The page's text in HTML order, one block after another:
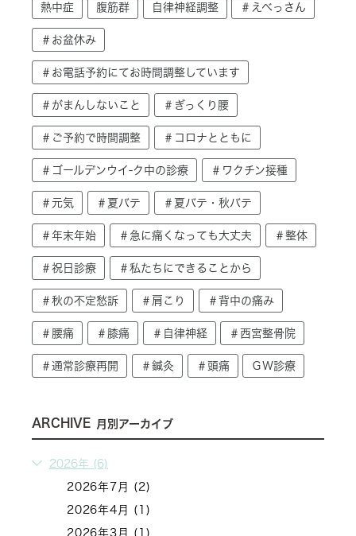
熱中症 腹筋群 自律神経調整 ＃えべっさん
＃お盆休み
＃お電話予約にてお時間調整しています
＃がまんしないこと ＃ぎっくり腰
＃ご予約で時間調整 ＃コロナとともに
＃ゴールデンウイ-ク中の診療 ＃ワクチン接種
＃元気 ＃夏バテ ＃夏バテ・秋バテ
＃年末年始 ＃急に痛くなっても大丈夫 ＃整体
＃祝日診療 ＃私たちにできることから
＃秋の不定愁訴 ＃肩こり ＃背中の痛み
＃腰痛 ＃膝痛 ＃自律神経 ＃西宮整骨院
＃通常診療再開 ＃鍼灸 ＃頭痛 ＧＷ診療
ARCHIVE 月別アーカイブ
2026年 (6)
2026年7月 (2)
2026年4月 (1)
2026年3月 (1)